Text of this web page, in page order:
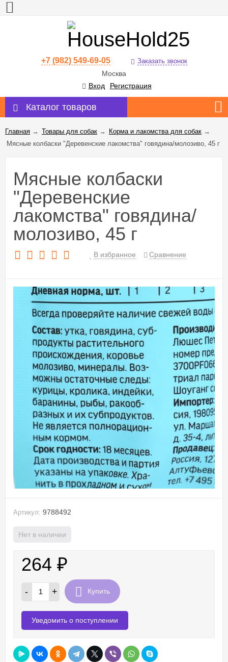
+7 (982) 549-69-05 Заказать звонок
Москва
Вход
Регистрация
Каталог товаров
Главная → Товары для собак → Корма и лакомства для собак →
Мясные колбаски "Деревенские лакомства" говядина/молозиво, 45 г
Мясные колбаски
"Деревенские
лакомства" говядина/
молозиво, 45 г
В избранное Сравнение
Артикул: 9788492
Нет в наличии
264 ₽
- + Купить
Уведомить о поступлении